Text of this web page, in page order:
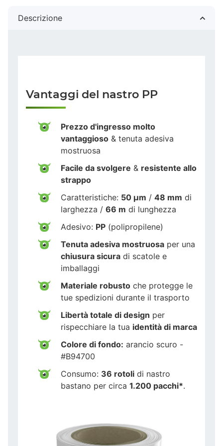
Descrizione
Vantaggi del nastro PP
Prezzo d'ingresso molto
vantaggioso & tenuta adesiva
mostruosa
Facile da svolgere & resistente allo
strappo
Caratteristiche: 50 µm / 48 mm di
larghezza / 66 m di lunghezza
Adesivo: PP (polipropilene)
Tenuta adesiva mostruosa per una
chiusura sicura di scatole e
imballaggi
Materiale robusto che protegge le
tue spedizioni durante il trasporto
Libertà totale di design per
rispecchiare la tua identità di marca
Colore di fondo: arancio scuro -
#B94700
Consumo: 36 rotoli di nastro
bastano per circa 1.200 pacchi*.